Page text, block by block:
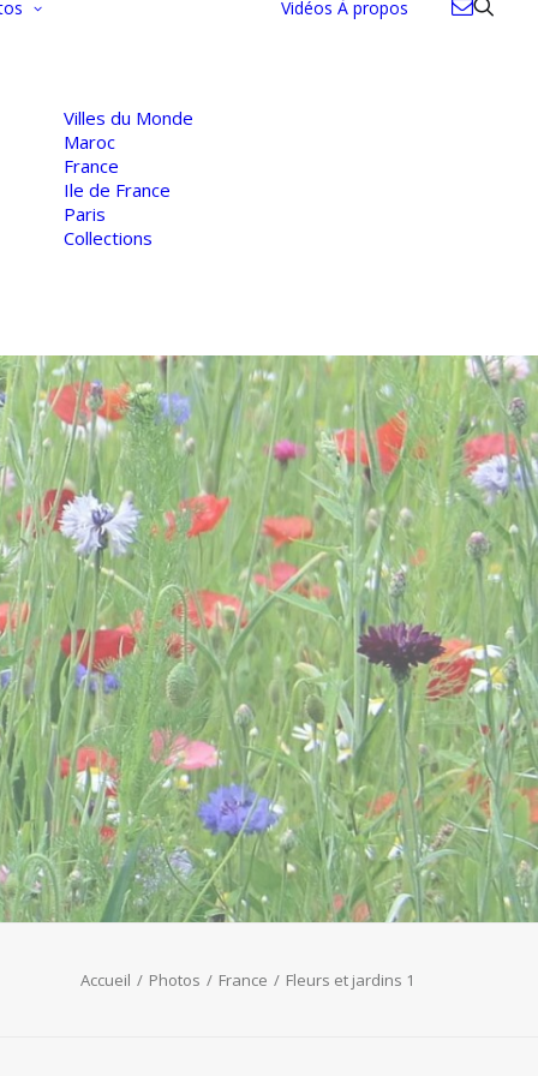
Villes du Monde
Maroc
France
Ile de France
Paris
Collections
Vidéos À propos
Accueil Photos France Fleurs et jardins 1